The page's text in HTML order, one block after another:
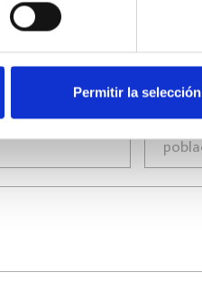
Permitir la selección